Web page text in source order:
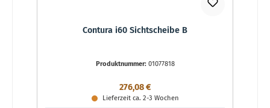
Contura i60 Sichtscheibe B
Produktnummer: 01077818
Regulärer Preis:
276,08 €
Lieferzeit ca. 2-3 Wochen